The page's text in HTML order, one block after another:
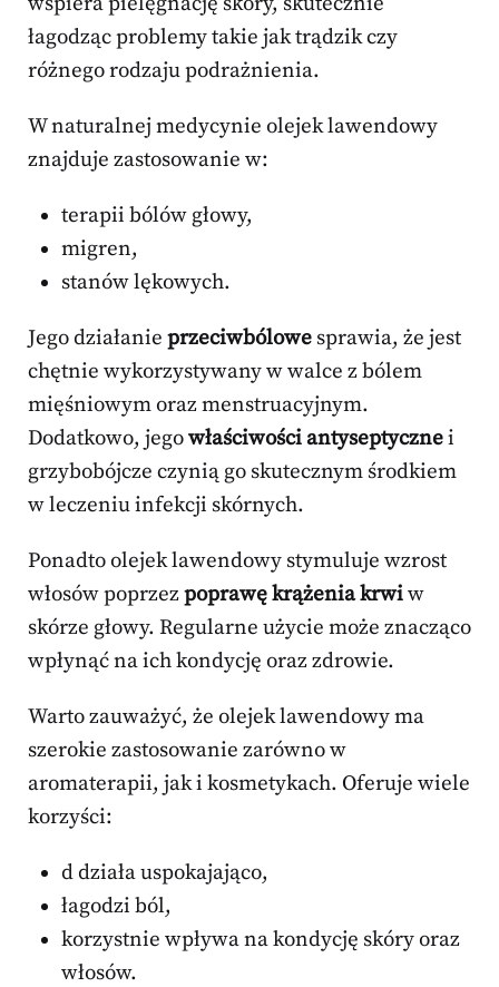
łagodząc problemy takie jak trądzik czy
różnego rodzaju podrażnienia.
W naturalnej medycynie olejek lawendowy
znajduje zastosowanie w:
terapii bólów głowy,
migren,
stanów lękowych.
Jego działanie przeciwbólowe sprawia, że jest
chętnie wykorzystywany w walce z bólem
mięśniowym oraz menstruacyjnym.
Dodatkowo, jegowłaściwości antyseptycznei
grzybobójcze czynią go skutecznym środkiem
w leczeniu infekcji skórnych.
Ponadto olejek lawendowy stymuluje wzrost
włosów poprzezpoprawę krążenia krwiw
skórze głowy. Regularne użycie może znacząco
wpłynąć na ich kondycję oraz zdrowie.
Warto zauważyć, że olejek lawendowy ma
szerokie zastosowanie zarówno w
aromaterapii, jak i kosmetykach. Oferuje wiele
korzyści:
d działa uspokajająco,
łagodzi ból,
korzystnie wpływa na kondycję skóry oraz
włosów.